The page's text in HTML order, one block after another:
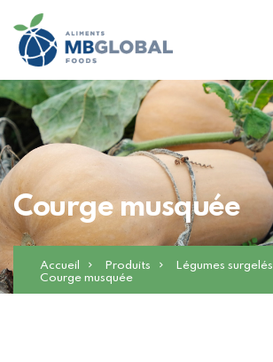
Courge musquée
Accueil Produits
Légumes surgelés
Courge musquée